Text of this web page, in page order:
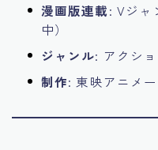
漫画版連載: Vジャ
中）
ジャンル: アクシ
制作: 東映アニメ